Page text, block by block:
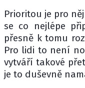
Prioritou je pro
se co nejlépe
přesně k tomu
Pro lidi to není
vytváří takové
je to duševně